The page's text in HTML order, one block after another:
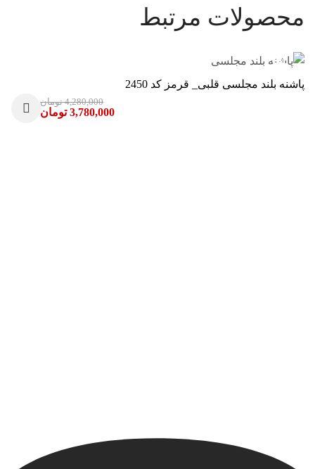
محصولات مرتبط
پاشنه بلند مجلسی قلبی_ قرمز کد 2450
4,280,000 تومان
3,780,000 تومان